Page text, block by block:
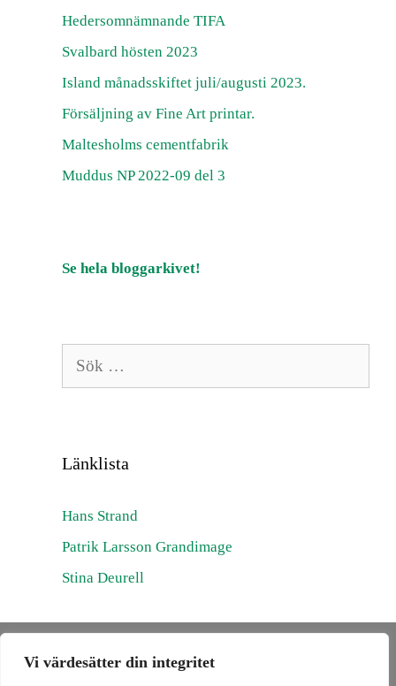
Vi värdesätter din integritet
Hedersomnämnande TIFA
Svalbard hösten 2023
Island månadsskiftet juli/augusti 2023.
Försäljning av Fine Art printar.
Maltesholms cementfabrik
Muddus NP 2022-09 del 3
Se hela bloggarkivet!
Sök
Länklista
Hans Strand
Patrik Larsson Grandimage
Stina Deurell